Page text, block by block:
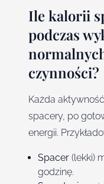
Ile kalorii
podczas
czynności?
Każda
spacery, po
energii.
Spacer (lekki)
godzinę.